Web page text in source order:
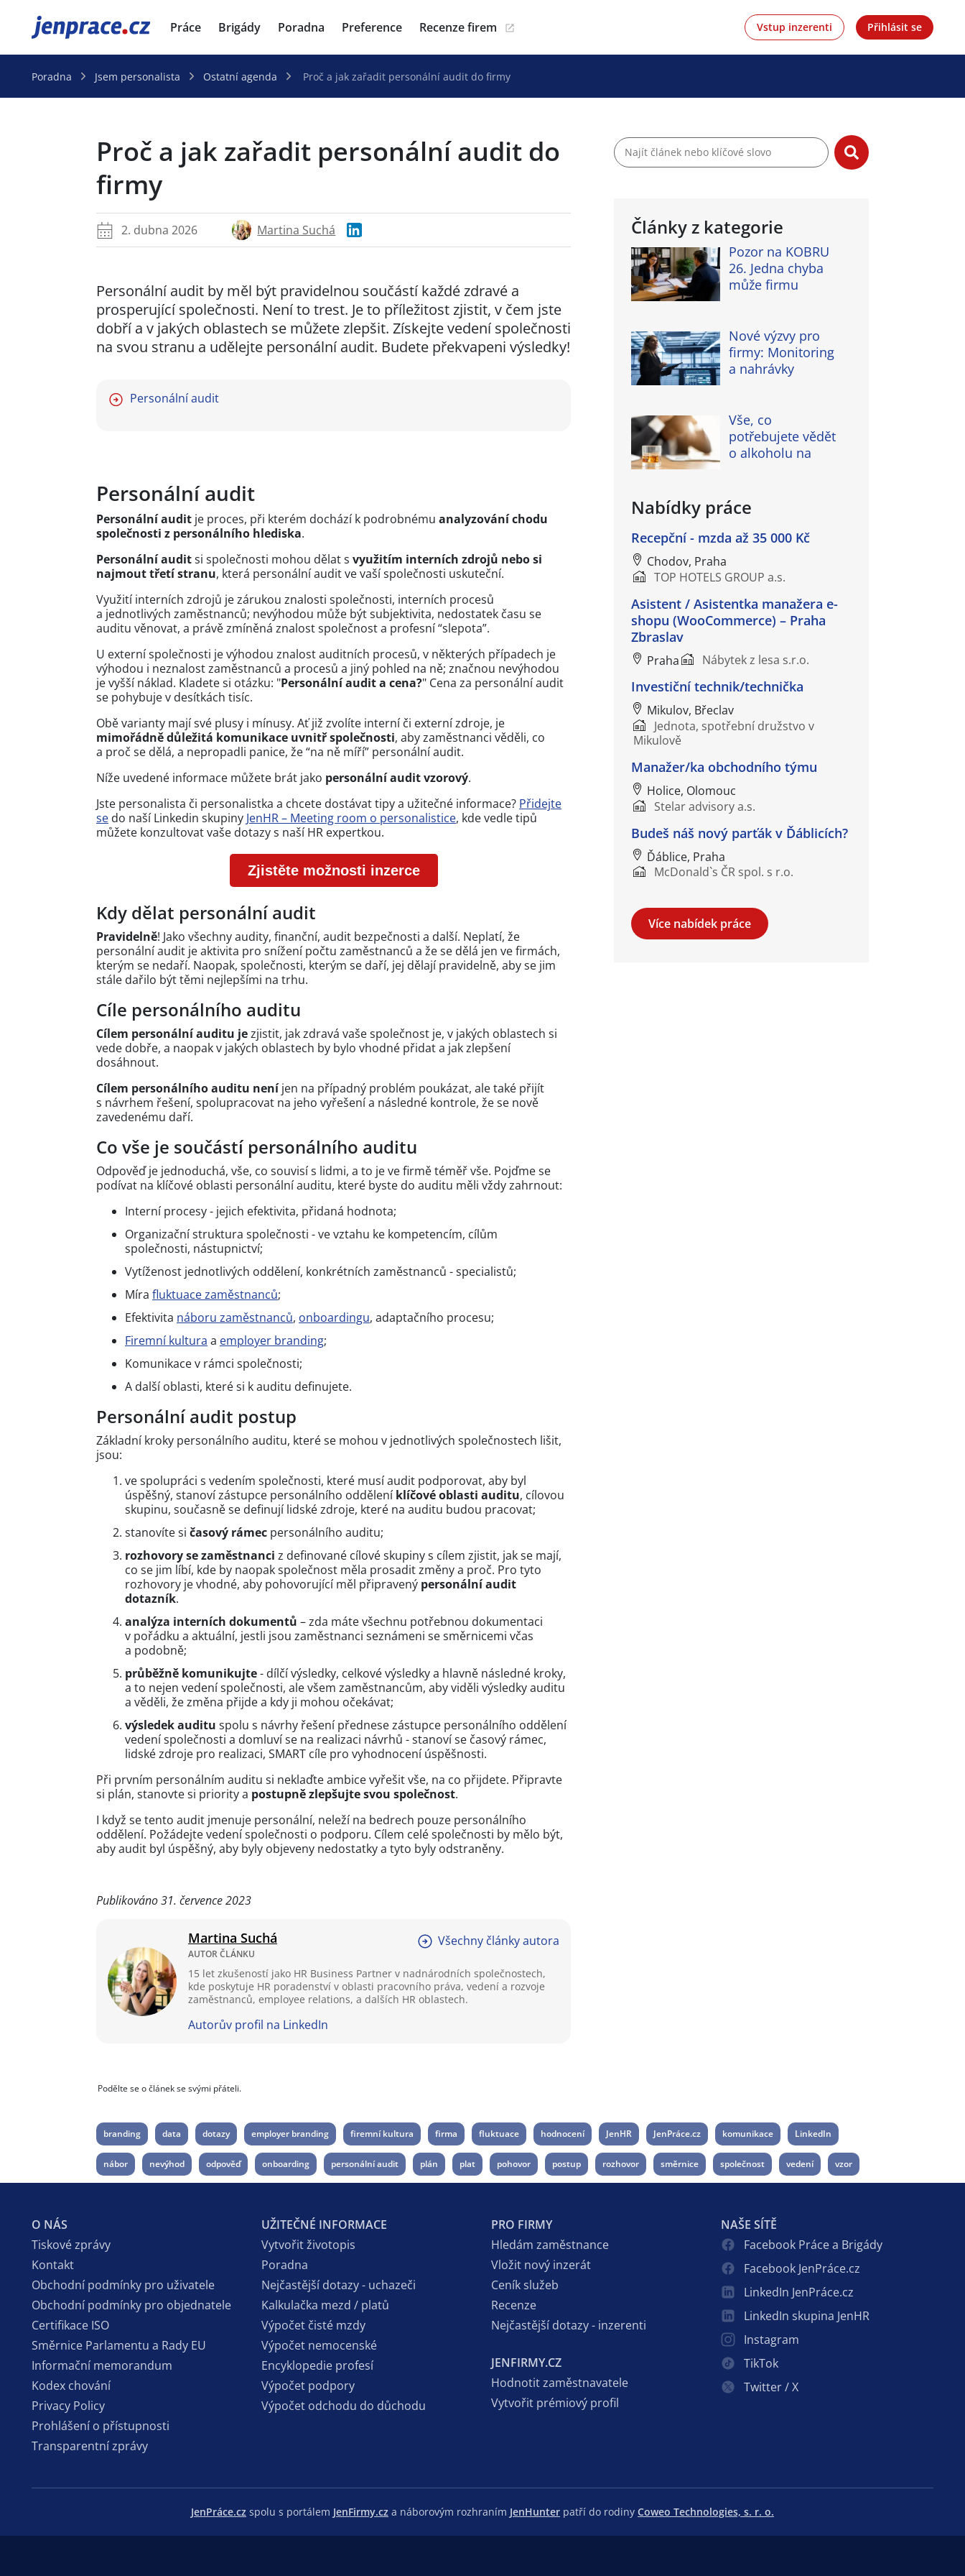
JenPráce.cz Práce Brigády Poradna Preference Recenze firem Vstup inzerenti Přihlásit se
Poradna Jsem personalista Ostatní agenda Proč a jak zařadit personální audit do firmy
Proč a jak zařadit personální audit do
firmy
2. dubna 2026 Martina Suchá
Personální audit by měl být pravidelnou součástí každé zdravé a
prosperující společnosti. Není to trest. Je to příležitost zjistit, v čem jste
dobří a v jakých oblastech se můžete zlepšit. Získejte vedení společnosti
na svou stranu a udělejte personální audit. Budete překvapeni výsledky!
Personální audit
Personální audit
Personální audit je proces, při kterém dochází k podrobnému analyzování chodu
společnosti z personálního hlediska.
Personální auditsi společnosti mohou dělat s využitím interních zdrojů nebo si
najmout třetí stranu, která personální audit ve vaší společnosti uskuteční.
Využití interních zdrojů je zárukou znalosti společnosti, interních procesů
a jednotlivých zaměstnanců; nevýhodou může být subjektivita, nedostatek času se
auditu věnovat, a právě zmíněná znalost společnost a profesní “slepota”.
U externí společnosti je výhodou znalost auditních procesů, v některých případech je
výhodou i neznalost zaměstnanců a procesů a jiný pohled na ně; značnou nevýhodou
je vyšší náklad. Kladete si otázku: "Personální audit a cena?" Cena za personální audit
se pohybuje v desítkách tisíc.
Obě varianty mají své plusy i mínusy. Ať již zvolíte interní či externí zdroje, je
mimořádně důležitá komunikace uvnitř společnosti, aby zaměstnanci věděli, co
a proč se dělá, a nepropadli panice, že “na ně míří” personální audit.
Níže uvedené informace můžete brát jako personální audit vzorový.
Jste personalista či personalistka a chcete dostávat tipy a užitečné informace? Přidejte
se do naší Linkedin skupiny JenHR – Meeting room o personalistice, kde vedle tipů
můžete konzultovat vaše dotazy s naší HR expertkou.
Zjistěte možnosti inzerce
Kdy dělat personální audit
Pravidelně! Jako všechny audity, finanční, audit bezpečnosti a další. Neplatí, že
personální audit je aktivita pro snížení počtu zaměstnanců a že se dělá jen ve firmách,
kterým se nedaří. Naopak, společnosti, kterým se daří, jej dělají pravidelně, aby se jim
stále dařilo být těmi nejlepšími na trhu.
Cíle personálního auditu
Cílem personální auditu jezjistit, jak zdravá vaše společnost je, v jakých oblastech si
vede dobře, a naopak v jakých oblastech by bylo vhodné přidat a jak zlepšení
dosáhnout.
Cílem personálního auditu neníjen na případný problém poukázat, ale také přijít
s návrhem řešení, spolupracovat na jeho vyřešení a následné kontrole, že se nově
zavedenému daří.
Co vše je součástí personálního auditu
Odpověď je jednoduchá, vše, co souvisí s lidmi, a to je ve firmě téměř vše. Pojďme se
podívat na klíčové oblasti personální auditu, které byste do auditu měli vždy zahrnout:
Interní procesy - jejich efektivita, přidaná hodnota;
Organizační struktura společnosti - ve vztahu ke kompetencím, cílům
společnosti, nástupnictví;
Vytíženost jednotlivých oddělení, konkrétních zaměstnanců - specialistů;
Míra fluktuace zaměstnanců;
Efektivita náboru zaměstnanců, onboardingu, adaptačního procesu;
Firemní kultura a employer branding;
Komunikace v rámci společnosti;
A další oblasti, které si k auditu definujete.
Personální audit postup
Základní kroky personálního auditu, které se mohou v jednotlivých společnostech lišit,
jsou:
ve spolupráci s vedením společnosti, které musí audit podporovat, aby byl
úspěšný, stanoví zástupce personálního odděleníklíčové oblasti auditu, cílovou
skupinu, současně se definují lidské zdroje, které na auditu budou pracovat;
stanovíte si časový rámec personálního auditu;
rozhovory se zaměstnanci z definované cílové skupiny s cílem zjistit, jak se mají,
co se jim líbí, kde by naopak společnost měla prosadit změny a proč. Pro tyto
rozhovory je vhodné, aby pohovorující měl připravený personální audit
dotazník.
analýza interních dokumentů – zda máte všechnu potřebnou dokumentaci
v pořádku a aktuální, jestli jsou zaměstnanci seznámeni se směrnicemi včas
a podobně;
průběžně komunikujte- dílčí výsledky, celkové výsledky a hlavně následné kroky,
a to nejen vedení společnosti, ale všem zaměstnancům, aby viděli výsledky auditu
a věděli, že změna přijde a kdy ji mohou očekávat;
výsledek auditu spolu s návrhy řešení přednese zástupce personálního oddělení
vedení společnosti a domluví se na realizaci návrhů - stanoví se časový rámec,
lidské zdroje pro realizaci, SMART cíle pro vyhodnocení úspěšnosti.
Při prvním personálním auditu si neklaďte ambice vyřešit vše, na co přijdete. Připravte
si plán, stanovte si priority a postupně zlepšujte svou společnost.
I když se tento audit jmenuje personální, neleží na bedrech pouze personálního
oddělení. Požádejte vedení společnosti o podporu. Cílem celé společnosti by mělo být,
aby audit byl úspěšný, aby byly objeveny nedostatky a tyto byly odstraněny.
Publikováno 31. července 2023
Martina Suchá
AUTOR ČLÁNKU
Všechny články autora
15 let zkušeností jako HR Business Partner v nadnárodních společnostech,
kde poskytuje HR poradenství v oblasti pracovního práva, vedení a rozvoje
zaměstnanců, employee relations, a dalších HR oblastech.
Autorův profil na LinkedIn
Podělte se o článek se svými přáteli.
Články z kategorie
Pozor na KOBRU
26. Jedna chyba
může firmu
Nové výzvy pro
firmy: Monitoring
a nahrávky
Vše, co
potřebujete vědět
o alkoholu na
Nabídky práce
Recepční - mzda až 35 000 Kč
Chodov, Praha
TOP HOTELS GROUP a.s.
Asistent / Asistentka manažera e-
shopu (WooCommerce) – Praha
Zbraslav
Praha Nábytek z lesa s.r.o.
Investiční technik/technička
Mikulov, Břeclav
Jednota, spotřební družstvo v
Mikulově
Manažer/ka obchodního týmu
Holice, Olomouc
Stelar advisory a.s.
Budeš náš nový parťák v Ďáblicích?
Ďáblice, Praha
McDonald`s ČR spol. s r.o.
Více nabídek práce
branding data dotazy employer branding firemní kultura firma fluktuace hodnocení JenHR JenPráce.cz komunikace LinkedIn
nábor nevýhod odpověď onboarding personální audit plán plat pohovor postup rozhovor směrnice společnost vedení vzor
O NÁS
Tiskové zprávy
Kontakt
Obchodní podmínky pro uživatele
Obchodní podmínky pro objednatele
Certifikace ISO
Směrnice Parlamentu a Rady EU
Informační memorandum
Kodex chování
Privacy Policy
Prohlášení o přístupnosti
Transparentní zprávy
UŽITEČNÉ INFORMACE
Vytvořit životopis
Poradna
Nejčastější dotazy - uchazeči
Kalkulačka mezd / platů
Výpočet čisté mzdy
Výpočet nemocenské
Encyklopedie profesí
Výpočet podpory
Výpočet odchodu do důchodu
PRO FIRMY
Hledám zaměstnance
Vložit nový inzerát
Ceník služeb
Recenze
Nejčastější dotazy - inzerenti
JENFIRMY.CZ
Hodnotit zaměstnavatele
Vytvořit prémiový profil
NAŠE SÍTĚ
Facebook Práce a Brigády
Facebook JenPráce.cz
LinkedIn JenPráce.cz
LinkedIn skupina JenHR
Instagram
TikTok
Twitter / X
JenPráce.cz spolu s portálem JenFirmy.cz a náborovým rozhraním JenHunter patří do rodiny Coweo Technologies, s. r. o.